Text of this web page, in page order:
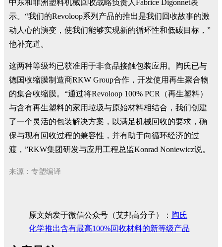
中东和非洲塑料机械回收战略负责人Fabrice Digonnet表
示。“我们的Revoloop系列产品的推出是我们回收故事的激
动人心的演变，使我们能够实现新的循环性和低碳目标，”
他补充道。
这两种等级均已获准用于非食品接触包装应用。陶氏已与
德国收缩膜制造商RKW Group合作，开发使用再生聚合物
的集合收缩膜。“通过将Revoloop 100% PCR（再生塑料）
与含有再生塑料的家用垃圾与原始材料相结合，我们创建
了一个灵活的包装解决方案，以满足机械回收的要求，确
保与现有回收过程的兼容性，并有助于向循环经济的过
渡，”RKW集团研发与应用工程总监Konrad Noniewicz说。
来源：专塑编译
原文始发于微信公众号（艾邦高分子）： 陶氏
化学推出含有最高100%回收材料的新等级产品